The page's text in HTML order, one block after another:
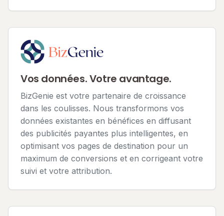
Vos données. Votre avantage.
BizGenie est votre partenaire de croissance
dans les coulisses. Nous transformons vos
données existantes en bénéfices en diffusant
des publicités payantes plus intelligentes, en
optimisant vos pages de destination pour un
maximum de conversions et en corrigeant votre
suivi et votre attribution.